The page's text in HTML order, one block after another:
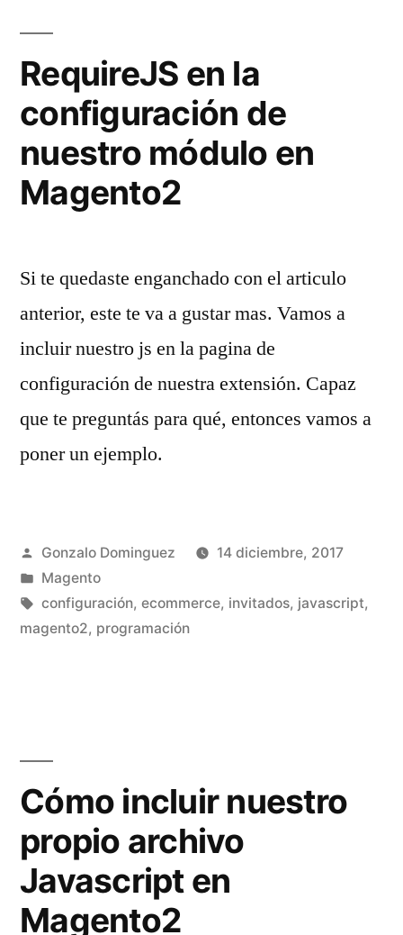
y
una
que
si»
RequireJS en la
configuración de
nuestro módulo en
Magento2
Si te quedaste enganchado con el articulo
anterior, este te va a gustar mas. Vamos a
incluir nuestro js en la pagina de
configuración de nuestra extensión. Capaz
que te preguntás para qué, entonces vamos a
poner un ejemplo.
Publicado
por
Gonzalo Dominguez
14 diciembre, 2017
Publicado
en
Magento
Etiquetas:
configuración, ecommerce, invitados, javascript,
magento2, programación
Cómo incluir nuestro
propio archivo
Javascript en
Magento2